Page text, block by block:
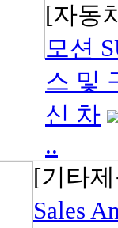
[자동
모션
스 및
신 차
..
[기타
Sales